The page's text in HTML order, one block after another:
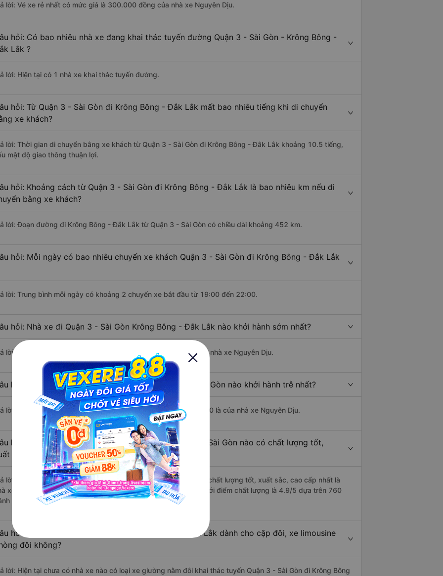
lời: Vé xe rẻ nhất có mức giá là 300.000 đồng của nhà xe Nguyên Dịu.
hỏi: Có bao nhiêu nhà xe đang khai thác tuyến đường Quận 3 - Sài Gòn - Krông Bông -
Lắk ?
lời: Hiện tại có 1 nhà xe khai thác tuyến đường.
hỏi: Từ Quận 3 - Sài Gòn đi Krông Bông - Đắk Lắk mất bao nhiêu tiếng khi di chuyển
xe khách?
lời: Thời gian di chuyển bằng xe khách từ Quận 3 - Sài Gòn đi Krông Bông - Đắk Lắk khoảng 10.5 tiếng,
mật độ giao thông thuận lợi.
hỏi: Khoảng cách từ Quận 3 - Sài Gòn đi Krông Bông - Đắk Lắk là bao nhiêu km nếu di
bằng xe khách?
lời: Đoạn đường đi Krông Bông - Đắk Lắk từ Quận 3 - Sài Gòn có chiều dài khoảng 452 km.
hỏi: Mỗi ngày có bao nhiêu chuyến xe khách Quận 3 - Sài Gòn đi Krông Bông - Đắk Lắk
lời: Trung bình mỗi ngày có khoảng 2 chuyến xe bắt đầu từ 19:00 đến 22:00.
hỏi: Nhà xe đi Quận 3 - Sài Gòn Krông Bông - Đắk Lắk nào khởi hành sớm nhất?
lời: Chuyến xe có giờ xuất phát sớm nhất vào lúc 19:00 là của nhà xe Nguyên Dịu.
hỏi: Nhà xe đi Krông Bông - Đắk Lắk từ Quận 3 - Sài Gòn nào khởi hành trễ nhất?
lời: Chuyến xe có giờ xuất phát trễ (muộn) nhất là vào lúc 22:00 là của nhà xe Nguyên Dịu.
hỏi: Review xe đi Krông Bông - Đắk Lắk từ Quận 3 - Sài Gòn nào có chất lượng tốt,
sắc, cao cấp nhất?
lời: Những hãng xe đi Quận 3 - Sài Gòn Krông Bông - Đắk Lắk chất lượng tốt, xuất sắc, cao cấp nhất là
xe Nguyên Dịu đi Krông Bông - Đắk Lắk từ Quận 3 - Sài Gòn với điểm chất lượng là 4.9/5 dựa trên 760
giá của khách hàng).
hỏi: Có loại xe Quận 3 - Sài Gòn Krông Bông - Đắk Lắk dành cho cặp đôi, xe limousine
đôi không?
lời: Hiện tại chưa có nhà xe nào có loại xe giường nằm đôi khai thác tuyến Quận 3 - Sài Gòn đi Krông Bông